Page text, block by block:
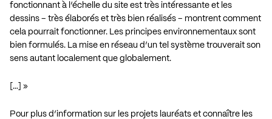
fonctionnant à l’échelle du site est très intéressante et les
dessins – très élaborés et très bien réalisés – montrent comment
cela pourrait fonctionner. Les principes environnementaux sont
bien formulés. La mise en réseau d’un tel système trouverait son
sens autant localement que globalement.
[…] »
Pour plus d’information sur les projets lauréats et connaître les